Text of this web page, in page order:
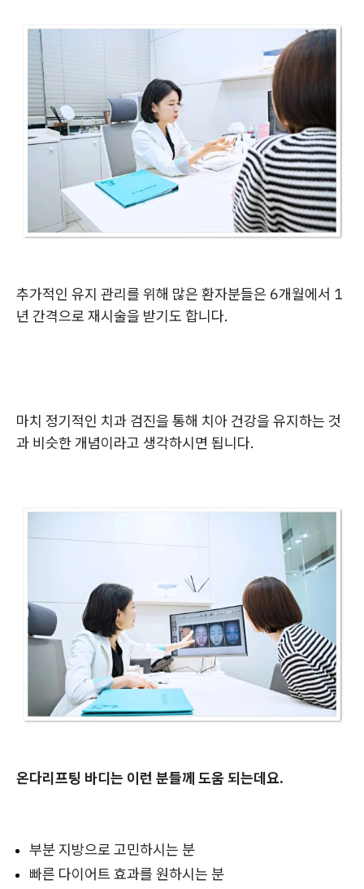
추가적인 유지 관리를 위해 많은 환자분들은 6개월에서 1
년 간격으로 재시술을 받기도 합니다.
마치 정기적인 치과 검진을 통해 치아 건강을 유지하는 것
과 비슷한 개념이라고 생각하시면 됩니다.
온다리프팅 바디는 이런 분들께 도움 되는데요.
부분 지방으로 고민하시는 분
빠른 다이어트 효과를 원하시는 분